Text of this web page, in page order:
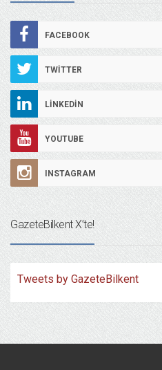
FACEBOOK
TWITTER
LINKEDIN
YOUTUBE
INSTAGRAM
GazeteBilkent X’te!
Tweets by GazeteBilkent